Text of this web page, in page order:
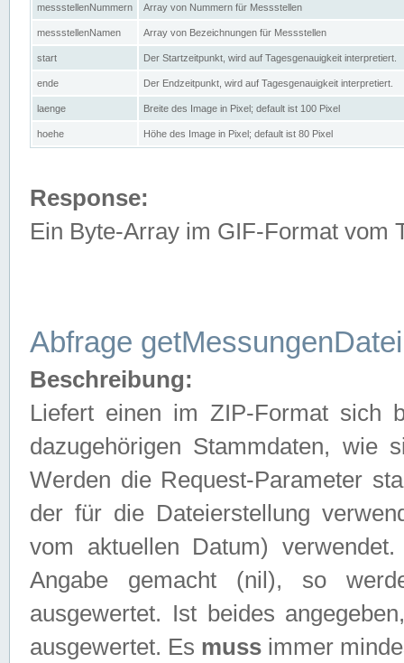
messstellenNummern Array von Nummern für Messstellen
messstellenNamen Array von Bezeichnungen für Messstellen
start Der Startzeitpunkt, wird auf Tagesgenauigkeit interpretiert.
ende Der Endzeitpunkt, wird auf Tagesgenauigkeit interpretiert.
laenge Breite des Image in Pixel; default ist 100 Pixel
hoehe Höhe des Image in Pixel; default ist 80 Pixel
Response:
Ein Byte-Array im GIF-Format vom
Abfrage getMessungenDatei
Beschreibung:
Liefert einen im ZIP-Format sich
dazugehörigen Stammdaten, wie
Werden die Request-Parameter
der für die Dateierstellung
vom aktuellen Datum)
Angabe gemacht (nil), so
ausgewertet. Ist beides
ausgewertet. Es muss immer